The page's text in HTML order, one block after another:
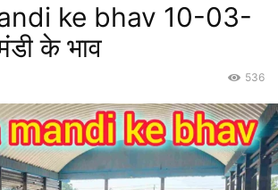
ke bhav 10-03-
के भाव
536